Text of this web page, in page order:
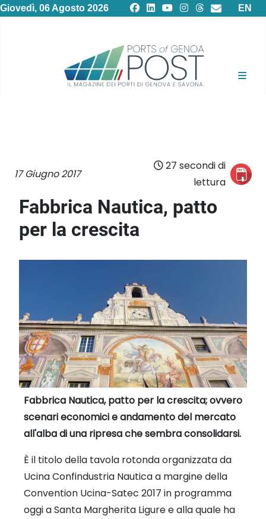
Giovedì, 06 Agosto 2026 EN
17 Giugno 2017
27 secondi di
lettura
Fabbrica Nautica, patto
per la crescita
Fabbrica Nautica, patto per la crescita; ovvero
scenari economici e andamento del mercato
all'alba di una ripresa che sembra consolidarsi.
È il titolo della tavola rotonda organizzata da
Ucina Confindustria Nautica a margine della
Convention Ucina-Satec 2017 in programma
oggi a Santa Margherita Ligure e alla quale ha